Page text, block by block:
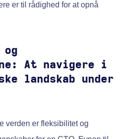
er til rådighed for at opnå
At navigere i
landskab under
verden er fleksibilitet og